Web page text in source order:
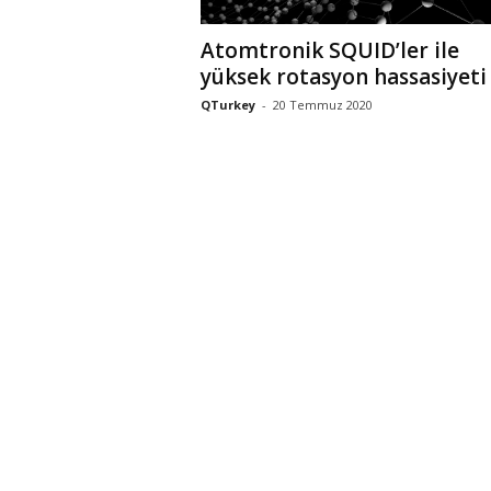
Atomtronik SQUID’ler ile
yüksek rotasyon hassasiyeti
QTurkey - 20 Temmuz 2020